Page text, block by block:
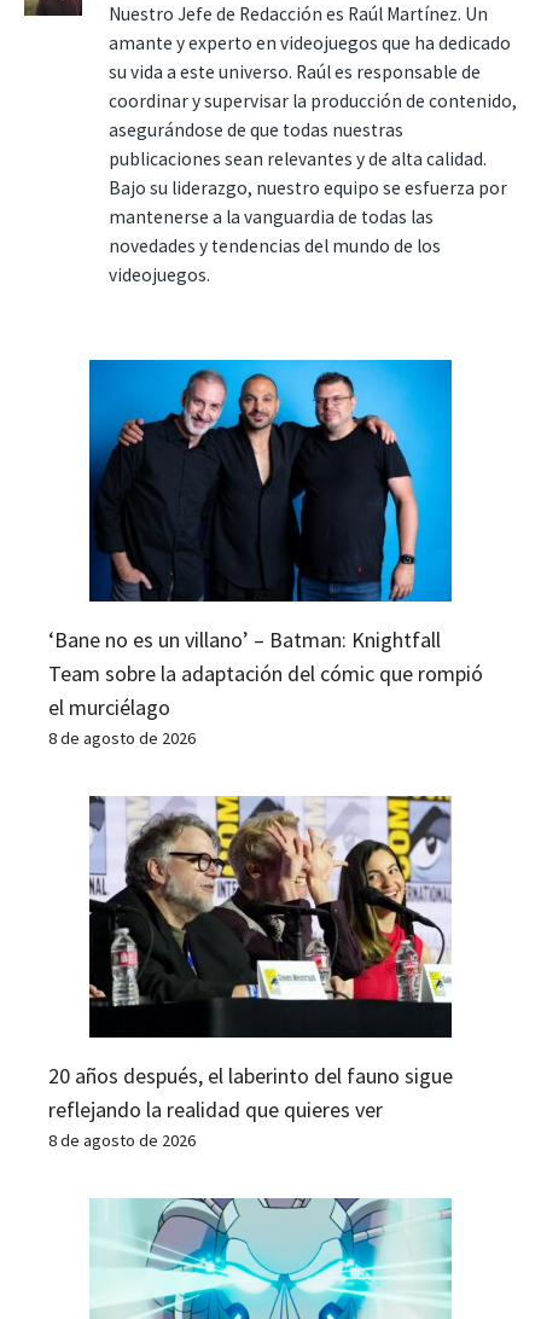
Nuestro Jefe de Redacción es Raúl Martínez. Un
amante y experto en videojuegos que ha dedicado
su vida a este universo. Raúl es responsable de
coordinar y supervisar la producción de contenido,
asegurándose de que todas nuestras
publicaciones sean relevantes y de alta calidad.
Bajo su liderazgo, nuestro equipo se esfuerza por
mantenerse a la vanguardia de todas las
novedades y tendencias del mundo de los
videojuegos.
‘Bane no es un villano’ – Batman: Knightfall
Team sobre la adaptación del cómic que rompió
el murciélago
8 de agosto de 2026
20 años después, el laberinto del fauno sigue
reflejando la realidad que quieres ver
8 de agosto de 2026